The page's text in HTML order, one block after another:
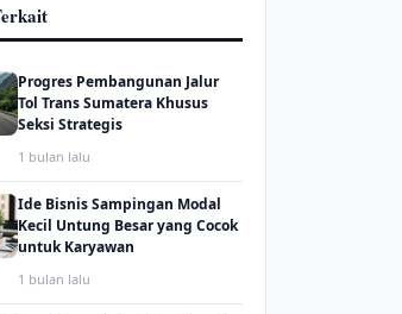
Progres Pembangunan Jalur
Tol Trans Sumatera Khusus
Seksi Strategis
1 bulan lalu
Ide Bisnis Sampingan Modal
Kecil Untung Besar yang Cocok
untuk Karyawan
1 bulan lalu